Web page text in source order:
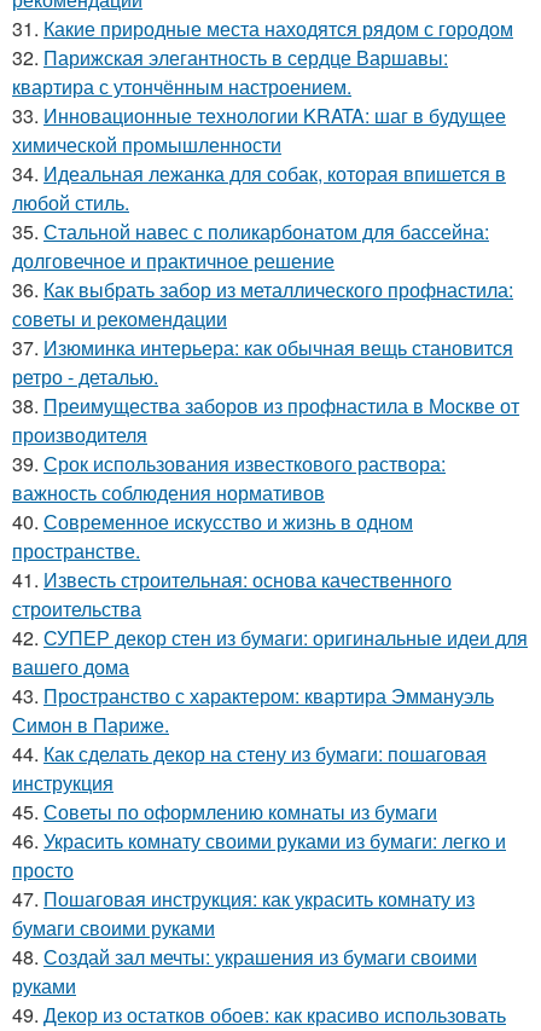
31. Какие природные места находятся рядом с городом
32. Парижская элегантность в сердце Варшавы:
квартира с утончённым настроением.
33. Инновационные технологии KRATA: шаг в будущее
химической промышленности
34. Идеальная лежанка для собак, которая впишется в
любой стиль.
35. Стальной навес с поликарбонатом для бассейна:
долговечное и практичное решение
36. Как выбрать забор из металлического профнастила:
советы и рекомендации
37. Изюминка интерьера: как обычная вещь становится
ретро - деталью.
38. Преимущества заборов из профнастила в Москве от
производителя
39. Срок использования известкового раствора:
важность соблюдения нормативов
40. Современное искусство и жизнь в одном
пространстве.
41. Известь строительная: основа качественного
строительства
42. СУПЕР декор стен из бумаги: оригинальные идеи для
вашего дома
43. Пространство с характером: квартира Эммануэль
Симон в Париже.
44. Как сделать декор на стену из бумаги: пошаговая
инструкция
45. Советы по оформлению комнаты из бумаги
46. Украсить комнату своими руками из бумаги: легко и
просто
47. Пошаговая инструкция: как украсить комнату из
бумаги своими руками
48. Создай зал мечты: украшения из бумаги своими
руками
49. Декор из остатков обоев: как красиво использовать